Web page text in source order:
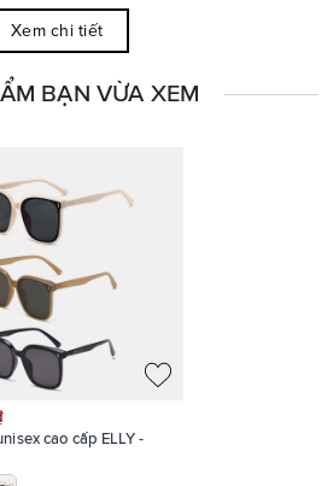
Xem chi tiết
BẠN VỪA XEM
cao cấp ELLY -